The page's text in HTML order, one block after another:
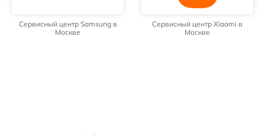
Сервисный центр Samsung в
Москве
Сервисный центр Xiaomi в
Москве